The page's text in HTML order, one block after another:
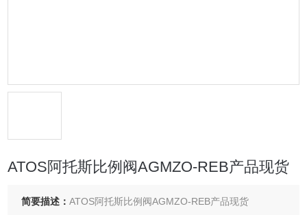
ATOS阿托斯比例阀AGMZO-REB产品现货
简要描述：ATOS阿托斯比例阀AGMZO-REB产品现货